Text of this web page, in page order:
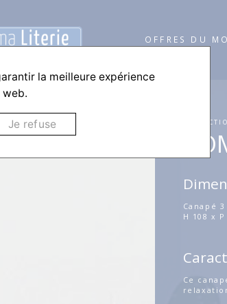
OFFRES DU
Canapé
H 108 x P
Ce
la meilleure expérience
web.
Je refuse